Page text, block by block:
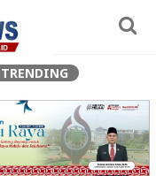
TRENDING